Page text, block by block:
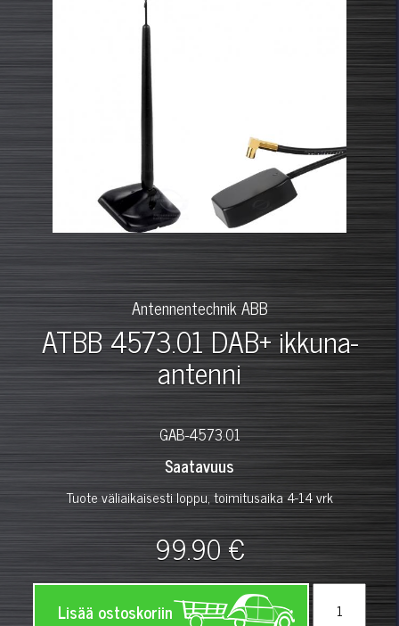
Antennentechnik ABB
ATBB 4573.01 DAB+ ikkuna-
antenni
GAB-4573.01
Saatavuus
Tuote väliaikaisesti loppu, toimitusaika 4-14 vrk
99.90 €
Lisää ostoskoriin